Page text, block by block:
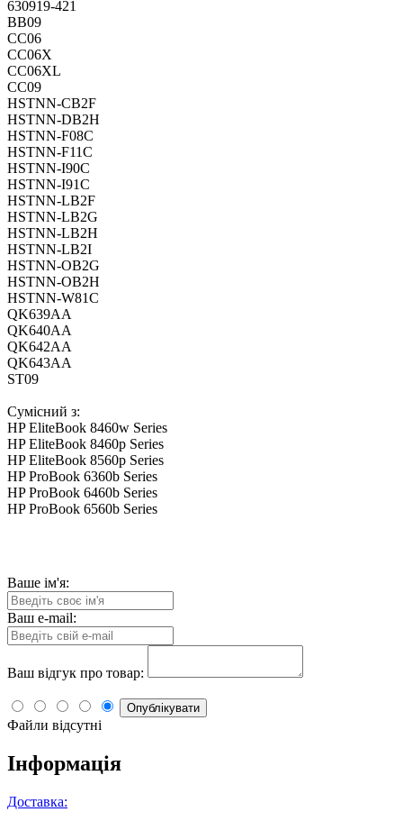
630919-421
BB09
CC06
CC06X
CC06XL
CC09
HSTNN-CB2F
HSTNN-DB2H
HSTNN-F08C
HSTNN-F11C
HSTNN-I90C
HSTNN-I91C
HSTNN-LB2F
HSTNN-LB2G
HSTNN-LB2H
HSTNN-LB2I
HSTNN-OB2G
HSTNN-OB2H
HSTNN-W81C
QK639AA
QK640AA
QK642AA
QK643AA
ST09
Сумісний з:
HP EliteBook 8460w Series
HP EliteBook 8460p Series
HP EliteBook 8560p Series
HP ProBook 6360b Series
HP ProBook 6460b Series
HP ProBook 6560b Series
Ваше ім'я:
Ваш e-mail:
Ваш відгук про товар:
Опублікувати
Файли відсутні
Інформація
Доставка: